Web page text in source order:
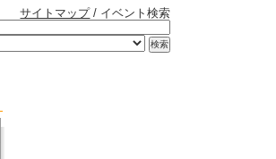
サイトマップ/ イベント検索